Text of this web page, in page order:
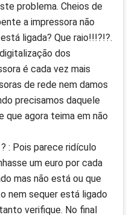
problema. Cheios de
a impressora não
ligada? Que raio!!!?!?.
dos
é cada vez mais
de rede nem damos
precisamos daquele
agora teima em não
: Pois parece ridículo
um euro por cada
mas não está ou que
nem sequer está ligado
verifique. No final